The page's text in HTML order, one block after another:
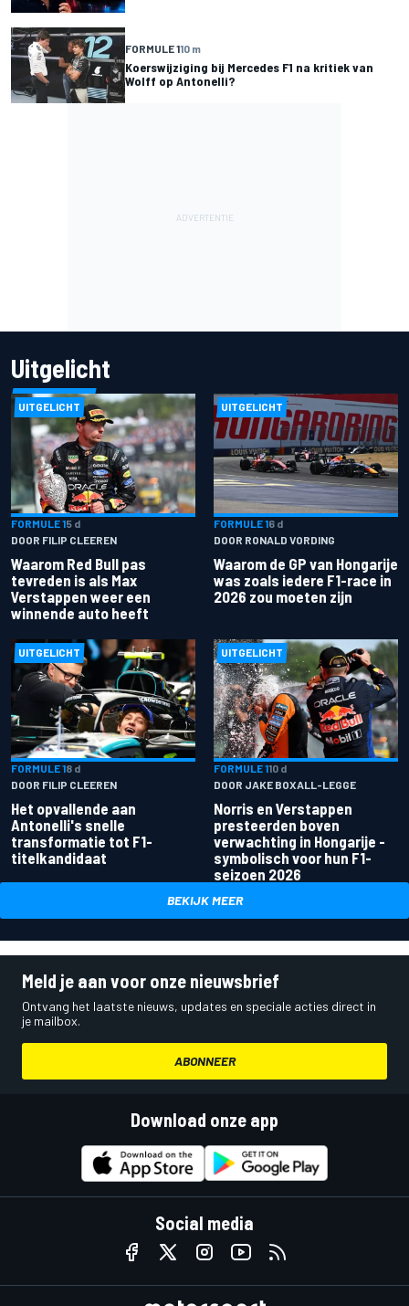
FORMULE 110 m
Koerswijziging bij Mercedes F1 na kritiek van
Wolff op Antonelli?
Uitgelicht
UITGELICHT
FORMULE 15 d
DOOR FILIP CLEEREN
Waarom Red Bull pas
tevreden is als Max
Verstappen weer een
winnende auto heeft
UITGELICHT
FORMULE 16 d
DOOR RONALD VORDING
Waarom de GP van Hongarije
was zoals iedere F1-race in
2026 zou moeten zijn
UITGELICHT
FORMULE 18 d
DOOR FILIP CLEEREN
Het opvallende aan
Antonelli's snelle
transformatie tot F1-
titelkandidaat
UITGELICHT
FORMULE 110 d
DOOR JAKE BOXALL-LEGGE
Norris en Verstappen
presteerden boven
verwachting in Hongarije -
symbolisch voor hun F1-
seizoen 2026
BEKIJK MEER
Meld je aan voor onze nieuwsbrief
Ontvang het laatste nieuws, updates en speciale acties direct in
je mailbox.
ABONNEER
Download onze app
Social media